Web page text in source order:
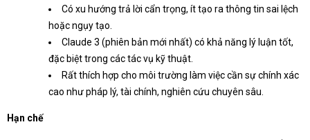
Có xu hướng trả lời cẩn trọng, ít tạo ra thông tin sai lệch
hoặc ngụy tạo.
Claude 3 (phiên bản mới nhất) có khả năng lý luận tốt,
đặc biệt trong các tác vụ kỹ thuật.
Rất thích hợp cho môi trường làm việc cần sự chính xác
cao như pháp lý, tài chính, nghiên cứu chuyên sâu.
Hạn chế